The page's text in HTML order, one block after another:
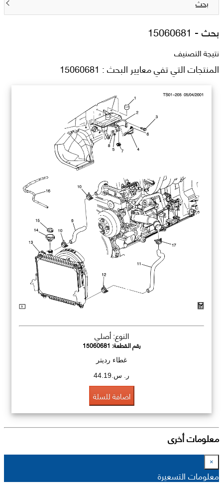
بحث
بحث - 15060681
نتيجة التصنيف
المنتجات التي تفي معايير البحث : 15060681
النوع: أصلي
رقم القطعة: 15060681
غطاء رديتر
ر. س.44.19
اضافة للسلة
معلومات أخرى
×
معلومات التسعيرة